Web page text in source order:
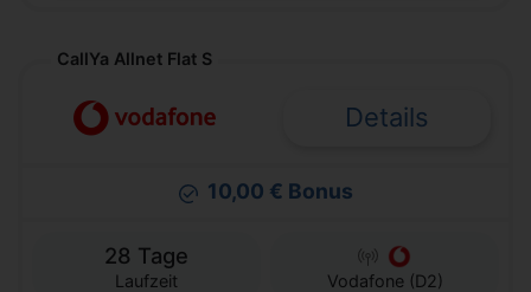
CallYa Allnet Flat S
Details
10,00 € Bonus
28 Tage
Laufzeit Vodafone (D2)